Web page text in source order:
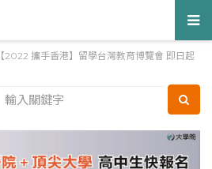
【2022 攜手香港】留學台灣教育博覽會 即日起